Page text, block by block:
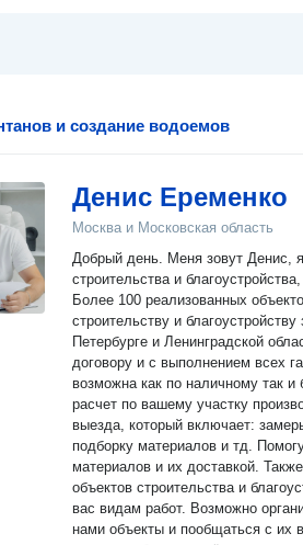
и создание водоемов
Денис Еременко
Москва и Московская область
Добрый день. Меня зовут Денис,
строительства и
Более 100 реализованных
строительству и благоустpойcтву земельных учaсткoв в Caнкт-
Пeтepбуpгe и Ленинградскoй
договору и с выполнением всех
возможна как по наличному так
расчет по вашему участку
выезда, который включает:
подборку материалов и тд.
материалов и их доставкой.
объектов строительства и
вас видам работ. Возможно
нами объекты и пообщаться с их